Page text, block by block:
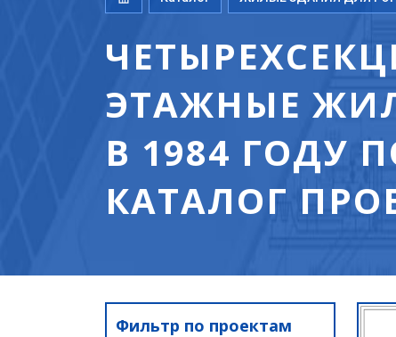
ЭТАЖНЫЕ
В 1984 ГОДУ
КАТАЛОГ
Фильтр по проектам